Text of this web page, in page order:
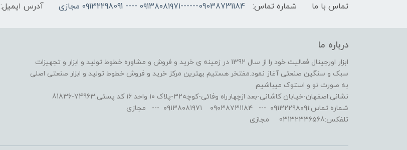
تماس با ما شماره تماس: 09038731184------۰۹۱۳۸۰۸۱۹۷۱ ---- ۰۹132298091 مجازی آدرس ایمیل:
درباره ما
ابزار اورجینال فعالیت خود را از سال 1392 در زمینه ی خرید و فروش و مشاوره خطوط تولید و ابزار و تجهیزات
سبک و سنگین صنعتی آغاز نمود.مفتخر هستیم بهترین مرکز خرید و فروش خطوط تولید و ابزار صنعتی اصلی
به صورت نو و استوک میباشیم
نشانی:اصفهان-خیابان کاشانی-بعد ازچهارراه وفائی-کوچه۳۲-پلاک ۱۰ واحد ۱۶ کد پستی:74963-81836
شماره تماس:۰۹۱۳۲۲۹۸۰۹۱ --- ۰۹۰۳۸۷۳۱۱۸۴ ۰۹۱۳۸۰۸۱۹۷۱ --- مجازی
تلفکس:03132336568 مجازی